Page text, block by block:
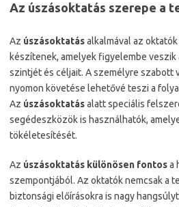
Az úszásoktatás szerepe a
Az úszásoktatásalkalmával az
készítenek, amelyek figyelembe
szintjét és céljait. A személyre szabott
nyomon követése lehetővé teszi a
Az úszásoktatásalatt speciális
segédeszközök is használhatók,
tökéletesítését.
Az úszásoktatás különösen fontosa
szempontjából. Az oktatók nemcsak a
biztonsági előírásokra is nagy